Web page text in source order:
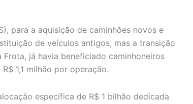
para a aquisição de caminhões novos e
de veículos antigos, mas a transição
já havia beneficiado caminhoneiros
1,1 milhão por operação.
específica de R$ 1 bilhão dedicada